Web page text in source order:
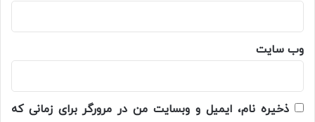
وب‌ سایت
ذخیره نام، ایمیل و وبسایت من در مرورگر برای زمانی که